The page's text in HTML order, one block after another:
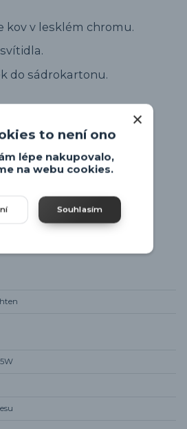
v lesklém chromu.
do sádrokartonu.
součástí.
JURA.
to není ono
lépe nakupovalo,
na webu cookies.
Souhlasím